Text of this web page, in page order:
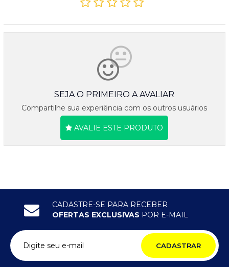
SEJA O PRIMEIRO A AVALIAR
Compartilhe sua experiência com os outros usuários
AVALIE ESTE PRODUTO
CADASTRE-SE PARA RECEBER
OFERTAS EXCLUSIVAS POR E-MAIL
CADASTRAR